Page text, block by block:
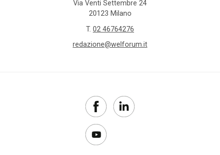
Via Venti Settembre 24
20123 Milano
T. 02 46764276
redazione@welforum.it